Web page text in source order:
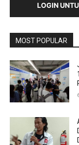
LOGIN
MOST POPULAR